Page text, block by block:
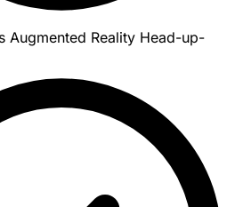
Augmented Reality Head-up-